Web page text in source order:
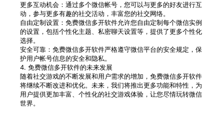
更多互动机会：通过多个微信帐号，您可以与更多的好友进行互
动，参与更多有趣的社交活动，丰富您的社交网络。
自由定制设置：免费微信多开软件允许您自由定制每个微信实例
的设置，包括个性化主题、私密聊天设置等，提供了更多个性化
选择。
安全可靠：免费微信多开软件严格遵守微信平台的安全规定，保
护用户帐号信息的安全和隐私。
4. 免费微信多开软件的未来发展
随着社交游戏的不断发展和用户需求的增加，免费微信多开软件
将继续不断改进和优化。未来，我们将推出更多功能和特性，为
用户提供更加丰富、个性化的社交游戏体验，让您尽情玩转微信
世界。